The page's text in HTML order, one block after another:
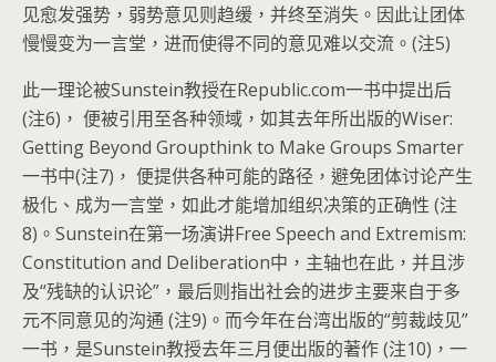
见愈发强势，弱势意见则趋缓，并终至消失。因此让团体
慢慢变为一言堂，进而使得不同的意见难以交流。(注5)
此一理论被Sunstein教授在Republic.com一书中提出后
(注6)， 便被引用至各种领域，如其去年所出版的Wiser:
Getting Beyond Groupthink to Make Groups Smarter
一书中(注7)， 便提供各种可能的路径，避免团体讨论产生
极化、成为一言堂，如此才能增加组织决策的正确性 (注
8)。Sunstein在第一场演讲Free Speech and Extremism:
Constitution and Deliberation中，主轴也在此，并且涉
及“残缺的认识论”，最后则指出社会的进步主要来自于多
元不同意见的沟通 (注9)。而今年在台湾出版的“剪裁歧见”
一书，是Sunstein教授去年三月便出版的著作 (注10)，一